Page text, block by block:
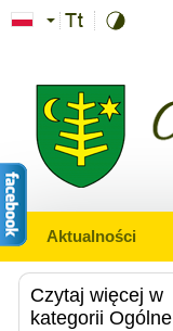
Przejdź do treści
Aktualności
Czytaj więcej w
kategorii Ogólne